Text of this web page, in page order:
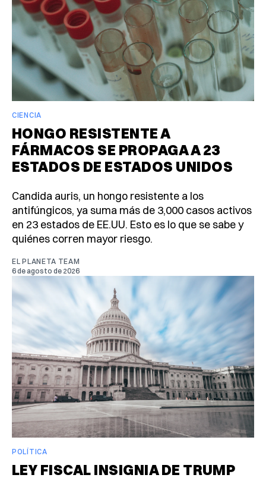
CIENCIA
HONGO RESISTENTE A
FÁRMACOS SE PROPAGA A 23
ESTADOS DE ESTADOS UNIDOS
Candida auris, un hongo resistente a los
antifúngicos, ya suma más de 3,000 casos activos
en 23 estados de EE.UU. Esto es lo que se sabe y
quiénes corren mayor riesgo.
EL PLANETA TEAM
6 de agosto de 2026
POLÍTICA
LEY FISCAL INSIGNIA DE TRUMP